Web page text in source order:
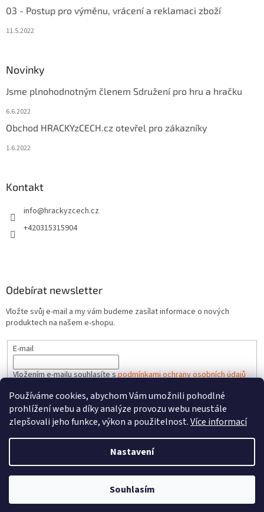
Používáme cookies, abychom Vám umožnili pohodlné
prohlížení webu a díky analýze provozu webu neustále
zlepšovali jeho funkce, výkon a použitelnost.Více informací
Nastavení
Souhlasím
03 - Postup pro výměnu, vrácení a reklamaci zboží
11.5.2022
Novinky
Jsme plnohodnotným členem Sdružení pro hru a hračku
6.6.2022
Obchod HRACKYzCECH.cz otevřel pro zákazníky
1.6.2022
Kontakt
info@hrackyzcech.cz
+420315315904
Odebírat newsletter
Vložte svůj e-mail a my vám budeme zasílat informace o nových
produktech na našem e-shopu.
E-mail
Vložením e-mailu souhlasíte spodmínkami ochrany osobních údajů
PŘIHLÁSIT SE
Vytvořil Shoptet
HRACKYzCECH.cz. Všechna práva vyhrazena.